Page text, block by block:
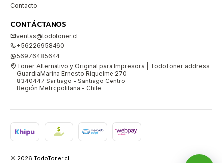
Contacto
CONTÁCTANOS
ventas@todotoner.cl
+56226958460
56976485644
Toner Alternativo y Original para Impresora | TodoToner address
GuardiaMarina Ernesto Riquelme 270
8340447 Santiago - Santiago Centro
Región Metropolitana - Chile
2026 TodoToner.cl.